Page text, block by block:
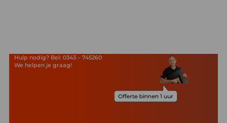
Hulp nodig? Bel: 0343 – 745260
We helpen je graag!